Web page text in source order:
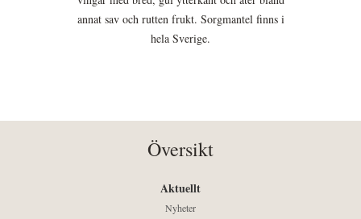
annat sav och rutten frukt. Sorgmantel finns i
hela Sverige.
Översikt
Aktuellt
Nyheter